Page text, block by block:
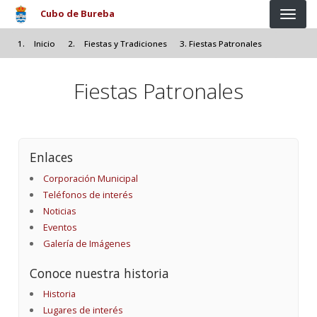
Pasar al contenido principal
Cubo de Bureba
Inicio Fiestas y Tradiciones Fiestas Patronales
Fiestas Patronales
Enlaces
Corporación Municipal
Teléfonos de interés
Noticias
Eventos
Galería de Imágenes
Conoce nuestra historia
Historia
Lugares de interés